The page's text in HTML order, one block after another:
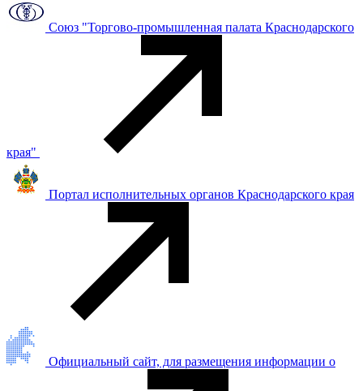
Союз "Торгово-промышленная палата Краснодарского
края"
Портал исполнительных органов Краснодарского края
Официальный сайт, для размещения информации о